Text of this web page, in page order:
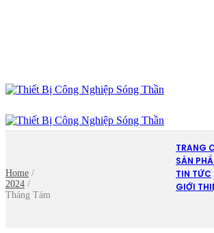
TRANG
SẢN
TIN TỨC
GIỚI
Home /
2024 /
Tháng Tám